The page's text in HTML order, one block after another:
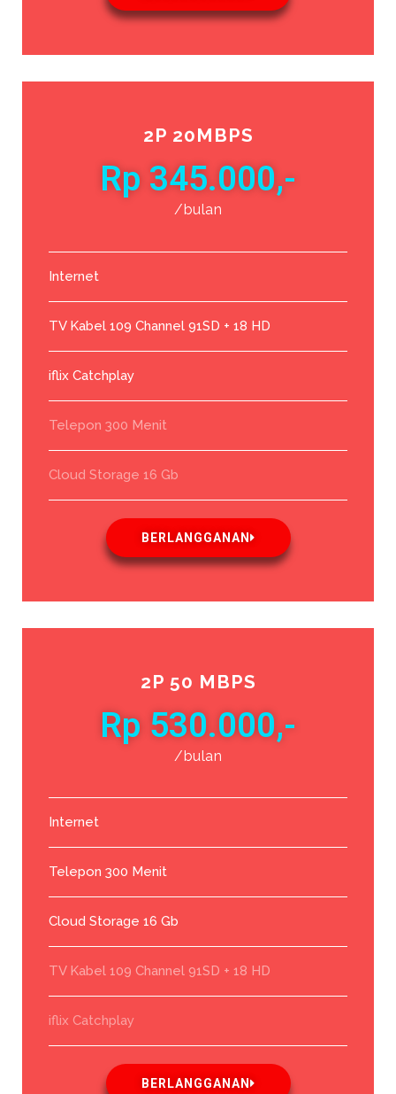
2P 20MBPS
Rp 345.000,-
/bulan
Internet
TV Kabel 109 Channel 91SD + 18 HD
iflix Catchplay
Telepon 300 Menit
Cloud Storage 16 Gb
BERLANGGANAN
2P 50 MBPS
Rp 530.000,-
/bulan
Internet
Telepon 300 Menit
Cloud Storage 16 Gb
TV Kabel 109 Channel 91SD + 18 HD
iflix Catchplay
BERLANGGANAN